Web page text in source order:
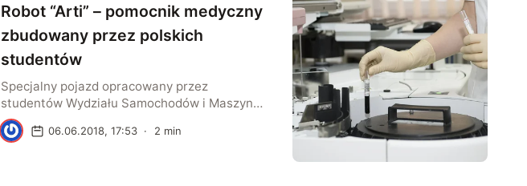
Robot “Arti” – pomocnik medyczny
zbudowany przez polskich
studentów
Specjalny pojazd opracowany przez
studentów Wydziału Samochodów i Maszyn
Roboczych oraz Wydziału Architektury
Politechniki Warszawskiej mógłby – zdaniem
W 06.06.2018, 17:53 · 2 min